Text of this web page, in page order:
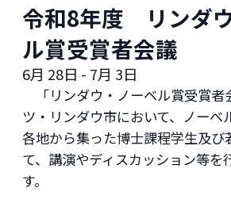
令和8年度 リンダ
ル賞受賞者会議
6月 28日 - 7月 3日
「リンダウ・ノーベル賞受賞者
ツ・リンダウ市において、ノーベ
各地から集った博士課程学生及び
て、講演やディスカッション等を
す。